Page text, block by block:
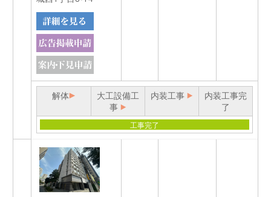
解体
大工設備工
事
内装工事
内装工事完
了
工事完了